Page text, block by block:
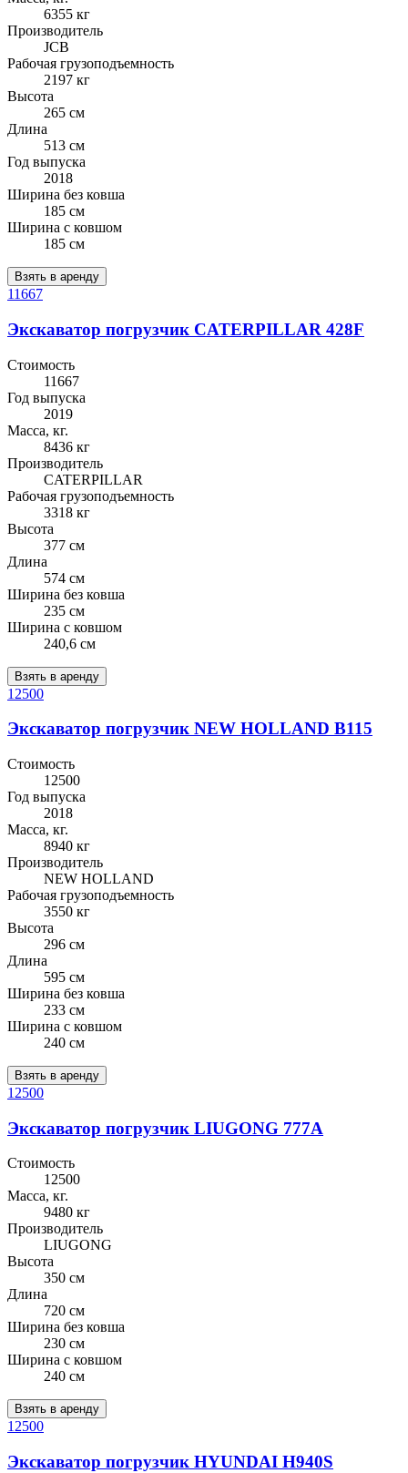
6355 кг
Производитель
JCB
Рабочая грузоподъемность
2197 кг
Высота
265 см
Длина
513 см
Год выпуска
2018
Ширина без ковша
185 см
Ширина с ковшом
185 см
Взять в аренду
11667
Экскаватор погрузчик CATERPILLAR 428F
Стоимость
11667
Год выпуска
2019
Масса, кг.
8436 кг
Производитель
CATERPILLAR
Рабочая грузоподъемность
3318 кг
Высота
377 см
Длина
574 см
Ширина без ковша
235 см
Ширина с ковшом
240,6 см
Взять в аренду
12500
Экскаватор погрузчик NEW HOLLAND B115
Стоимость
12500
Год выпуска
2018
Масса, кг.
8940 кг
Производитель
NEW HOLLAND
Рабочая грузоподъемность
3550 кг
Высота
296 см
Длина
595 см
Ширина без ковша
233 см
Ширина с ковшом
240 см
Взять в аренду
12500
Экскаватор погрузчик LIUGONG 777A
Стоимость
12500
Масса, кг.
9480 кг
Производитель
LIUGONG
Высота
350 см
Длина
720 см
Ширина без ковша
230 см
Ширина с ковшом
240 см
Взять в аренду
12500
Экскаватор погрузчик HYUNDAI H940S